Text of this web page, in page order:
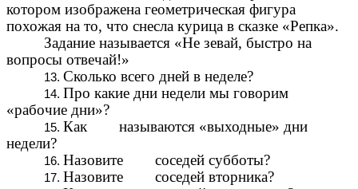
котором изображена геометрическая фигура
похожая на то, что снесла курица в сказке «Репка».
Задание называется «Не зевай, быстро на
вопросы отвечай!»
Сколько всего дней в неделе?
Про какие дни недели мы говорим
«рабочие дни»?
Как называются «выходные» дни
недели?
Назовите соседей субботы?
Назовите соседей вторника?